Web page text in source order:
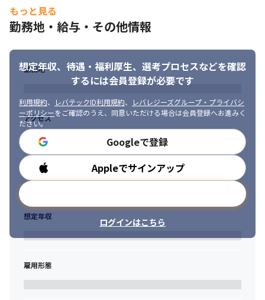
・セキュリティ関連の知見
・ソフトウェア開発経験
・データ基盤の構築・運用経験
もっと見る
勤務地・給与・その他情報
想定年収、待遇・福利厚生、 選考プロセスなどを確認
するには会員登録が必要です
利用規約、 レバテックID利用規約、
レバレジーズグループ・プライバシ
ーポリシーをご確認のうえ、同意いただける場合は会員登録へお進みく
ださい。
Googleで登録
Appleでサインアップ
ログインはこちら
勤務地
アクセス
勤務時間
想定年収
雇用形態